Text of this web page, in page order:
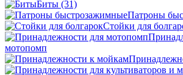
Биты (31)
Патроны
Стойки для
мотопомп